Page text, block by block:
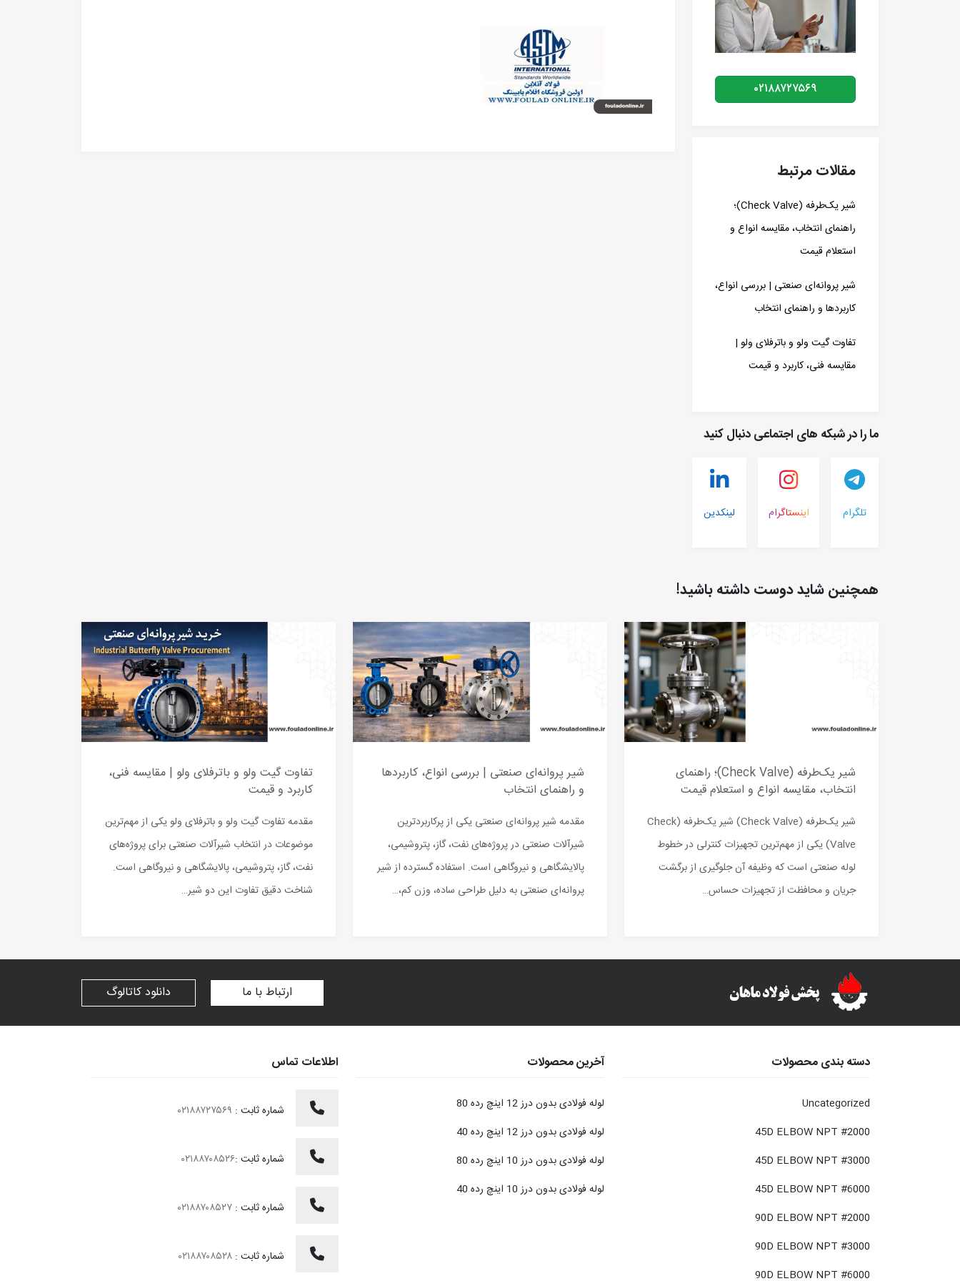
۰۲۱۸۸۷۲۷۵۶۹
مقالات مرتبط
شیر یک‌طرفه (Check Valve)؛
راهنمای انتخاب، مقایسه انواع و
استعلام قیمت
شیر پروانه‌ای صنعتی | بررسی انواع،
کاربردها و راهنمای انتخاب
تفاوت گیت ولو و باترفلای ولو |
مقایسه فنی، کاربرد و قیمت
ما را در شبکه های اجتماعی دنبال کنید
تلگرام اینستاگرام لینکدین
همچنین شاید دوست داشته باشید!
شیر یک‌طرفه (Check Valve)؛ راهنمای
انتخاب، مقایسه انواع و استعلام قیمت
شیر یک‌طرفه (Check Valve) شیر یک‌طرفه (Check
Valve) یکی از مهم‌ترین تجهیزات کنترلی در خطوط
لوله صنعتی است که وظیفه آن جلوگیری از برگشت
جریان و محافظت از تجهیزات حساس…
شیر پروانه‌ای صنعتی | بررسی انواع، کاربردها
و راهنمای انتخاب
مقدمه شیر پروانه‌ای صنعتی یکی از پرکاربردترین
شیرآلات صنعتی در پروژه‌های نفت، گاز، پتروشیمی،
پالایشگاهی و نیروگاهی است. استفاده گسترده از شیر
پروانه‌ای صنعتی به دلیل طراحی ساده، وزن کم،…
تفاوت گیت ولو و باترفلای ولو | مقایسه فنی،
کاربرد و قیمت
مقدمه تفاوت گیت ولو و باترفلای ولو یکی از مهم‌ترین
موضوعات در انتخاب شیرآلات صنعتی برای پروژه‌های
نفت، گاز، پتروشیمی، پالایشگاهی و نیروگاهی است.
شناخت دقیق تفاوت این دو شیر…
ارتباط با ما دانلود کاتالوگ
دسته بندی محصولات
Uncategorized
45D ELBOW NPT #2000
45D ELBOW NPT #3000
45D ELBOW NPT #6000
90D ELBOW NPT #2000
90D ELBOW NPT #3000
90D ELBOW NPT #6000
آخرین محصولات
لوله فولادی بدون درز 12 اینچ رده 80
لوله فولادی بدون درز 12 اینچ رده 40
لوله فولادی بدون درز 10 اینچ رده 80
لوله فولادی بدون درز 10 اینچ رده 40
اطلاعات تماس
شماره ثابت :
شماره ثابت :۰۲۱۸۸۷۰۸۵۲۶
شماره ثابت :
شماره ثابت :